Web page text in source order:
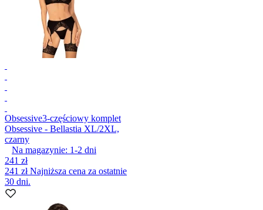
Obsessive3-częściowy komplet
Obsessive - Bellastia XL/2XL,
czarny
Na magazynie: 1-2 dni
241 zł
241 złNajniższa cena za ostatnie
30 dni.